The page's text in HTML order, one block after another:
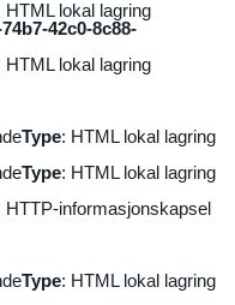
HTML lokal lagring
42c0-8c88-
HTML lokal lagring
Type: HTML lokal lagring
Type: HTML lokal lagring
HTTP-informasjonskapsel
Type: HTML lokal lagring